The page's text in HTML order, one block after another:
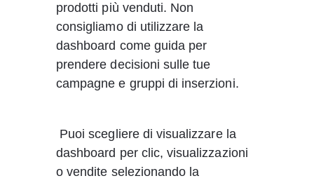
prodotti più venduti. Non
consigliamo di utilizzare la
dashboard come guida per
prendere decisioni sulle tue
campagne e gruppi di inserzioni.
dashboard per clic, visualizzazioni
o vendite selezionando la